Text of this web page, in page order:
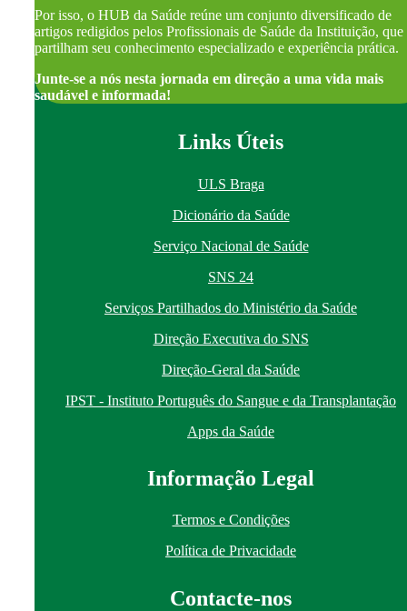
Por isso, o HUB da Saúde reúne um conjunto diversificado de
artigos redigidos pelos Profissionais de Saúde da Instituição, que
partilham seu conhecimento especializado e experiência prática.
Junte-se a nós nesta jornada em direção a uma vida mais
saudável e informada!
Links Úteis
ULS Braga
Dicionário da Saúde
Serviço Nacional de Saúde
SNS 24
Serviços Partilhados do Ministério da Saúde
Direção Executiva do SNS
Direção-Geral da Saúde
IPST - Instituto Português do Sangue e da Transplantação
Apps da Saúde
Informação Legal
Termos e Condições
Política de Privacidade
Contacte-nos